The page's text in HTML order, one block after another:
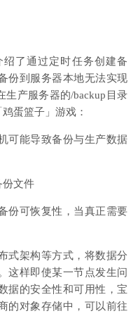
了通过定时任务创建备
份到服务器本地无法实现
生产服务器的/backup目录
蛋篮子」游戏：
可能导致备份与生产数据
份文件
份可恢复性，当真正需要
式架构等方式，将数据分
这样即使某一节点发生问
据的安全性和可用性，宝
的对象存储中，可以前往